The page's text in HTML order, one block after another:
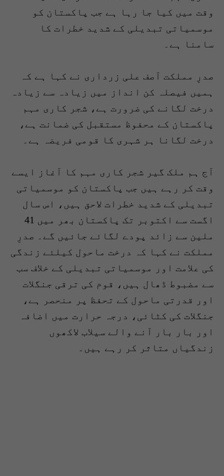
وقت میں کیا جا رہا ہے جب پاکستان کو
موسمیاتی تبدیلی کے شدید خطرات کا
سامنا ہے۔
صدرِ مملکت آصف علی زرداری نے کہا ہے کہ
ہمیں فیصلہ کن انداز میں زیادہ سے زیادہ
درخت لگانے کی ضرورت ہے، شجر کاری مہم
پاکستان کے محفوظ مستقبل کی ضمانت ہے،
درخت لگانا ہر شہری کا قومی فریضہ ہے۔
آج ہم ملک گیر شجر کاری مہم کا آغاز ایسے
وقت کر رہے ہیں جب پاکستان کو موسمیاتی
تبدیلی کے شدید خطرات لاحق ہیں، اس سال
اگست سے اکتوبر تک پاکستان بھر میں 41
ملین سے زائد پودے لگائے جائیں گے۔ صدرِ
مملکت نے کہا کہ درخت ماحول کیلئے زندگی
کی علامت اور موسمیاتی تبدیلی کے خلاف سب
سے مضبوط ڈھال ہیں، قوم کی ترقی جنگلات
اور قدرتی ماحول کے تحفظ پر منحصر ہے،
جنگلات کی کٹائی، درجہ حرارت میں اضافہ
اور بار بار آنے والے سیلاب لاکھوں
زندگیاں متاثر کر رہے ہیں۔